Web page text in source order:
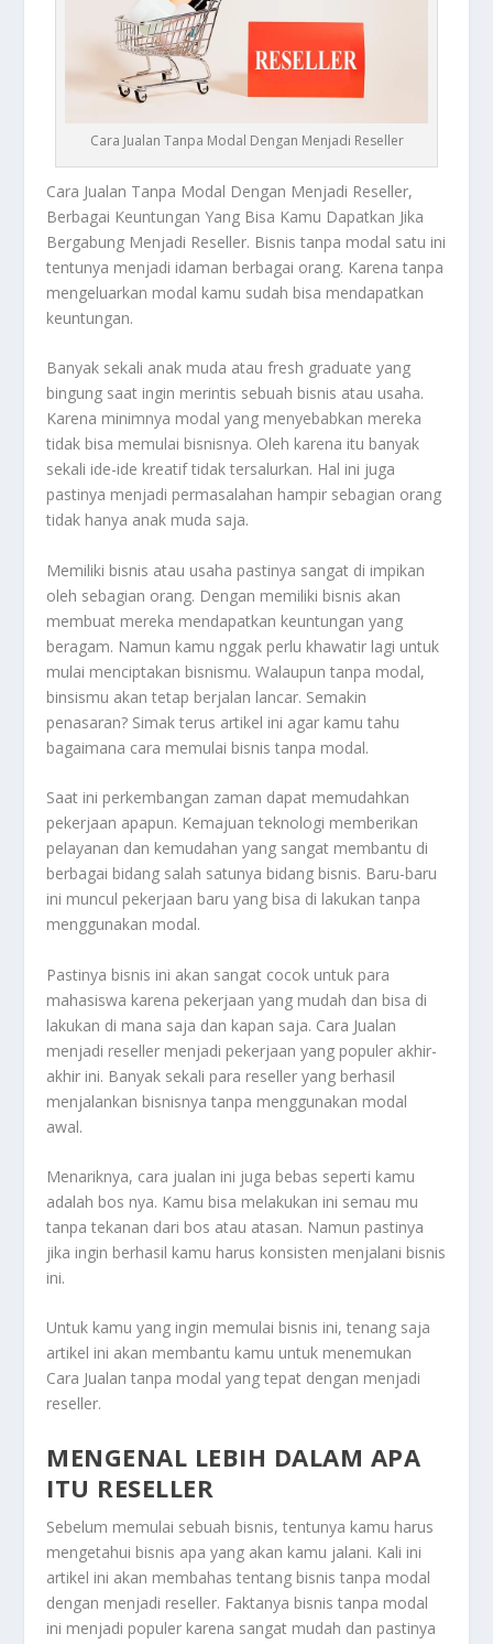
Cara Jualan Tanpa Modal Dengan Menjadi Reseller
Cara Jualan Tanpa Modal Dengan Menjadi Reseller,
Berbagai Keuntungan Yang Bisa Kamu Dapatkan Jika
Bergabung Menjadi Reseller. Bisnis tanpa modal satu ini
tentunya menjadi idaman berbagai orang. Karena tanpa
mengeluarkan modal kamu sudah bisa mendapatkan
keuntungan.
Banyak sekali anak muda atau fresh graduate yang
bingung saat ingin merintis sebuah bisnis atau usaha.
Karena minimnya modal yang menyebabkan mereka
tidak bisa memulai bisnisnya. Oleh karena itu banyak
sekali ide-ide kreatif tidak tersalurkan. Hal ini juga
pastinya menjadi permasalahan hampir sebagian orang
tidak hanya anak muda saja.
Memiliki bisnis atau usaha pastinya sangat di impikan
oleh sebagian orang. Dengan memiliki bisnis akan
membuat mereka mendapatkan keuntungan yang
beragam. Namun kamu nggak perlu khawatir lagi untuk
mulai menciptakan bisnismu. Walaupun tanpa modal,
binsismu akan tetap berjalan lancar. Semakin
penasaran? Simak terus artikel ini agar kamu tahu
bagaimana cara memulai bisnis tanpa modal.
Saat ini perkembangan zaman dapat memudahkan
pekerjaan apapun. Kemajuan teknologi memberikan
pelayanan dan kemudahan yang sangat membantu di
berbagai bidang salah satunya bidang bisnis. Baru-baru
ini muncul pekerjaan baru yang bisa di lakukan tanpa
menggunakan modal.
Pastinya bisnis ini akan sangat cocok untuk para
mahasiswa karena pekerjaan yang mudah dan bisa di
lakukan di mana saja dan kapan saja. Cara Jualan
menjadi reseller menjadi pekerjaan yang populer akhir-
akhir ini. Banyak sekali para reseller yang berhasil
menjalankan bisnisnya tanpa menggunakan modal
awal.
Menariknya, cara jualan ini juga bebas seperti kamu
adalah bos nya. Kamu bisa melakukan ini semau mu
tanpa tekanan dari bos atau atasan. Namun pastinya
jika ingin berhasil kamu harus konsisten menjalani bisnis
ini.
Untuk kamu yang ingin memulai bisnis ini, tenang saja
artikel ini akan membantu kamu untuk menemukan
Cara Jualan tanpa modal yang tepat dengan menjadi
reseller.
MENGENAL LEBIH DALAM APA
ITU RESELLER
Sebelum memulai sebuah bisnis, tentunya kamu harus
mengetahui bisnis apa yang akan kamu jalani. Kali ini
artikel ini akan membahas tentang bisnis tanpa modal
dengan menjadi reseller. Faktanya bisnis tanpa modal
ini menjadi populer karena sangat mudah dan pastinya